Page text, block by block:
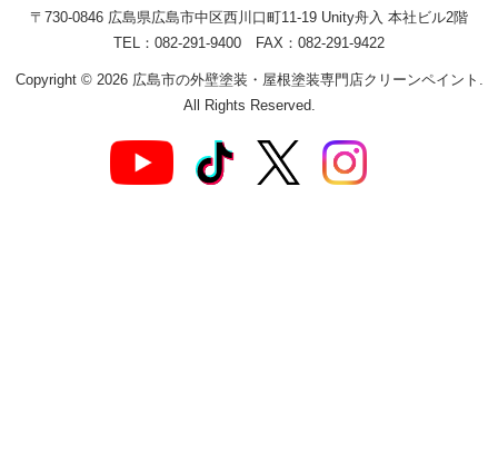
〒730-0846 広島県広島市中区西川口町11-19 Unity舟入 本社ビル2階
TEL：082-291-9400 FAX：082-291-9422
Copyright © 2026 広島市の外壁塗装・屋根塗装専門店クリーンペイント.
All Rights Reserved.